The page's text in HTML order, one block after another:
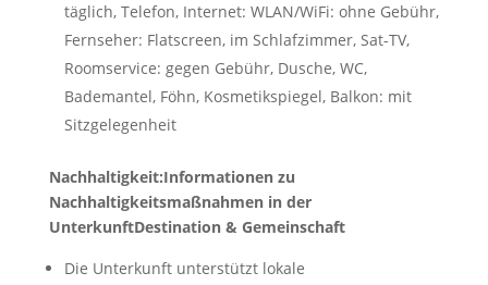
täglich, Telefon, Internet: WLAN/WiFi: ohne Gebühr,
Fernseher: Flatscreen, im Schlafzimmer, Sat-TV,
Roomservice: gegen Gebühr, Dusche, WC,
Bademantel, Föhn, Kosmetikspiegel, Balkon: mit
Sitzgelegenheit
Nachhaltigkeit:Informationen zu
Nachhaltigkeitsmaßnahmen in der
UnterkunftDestination & Gemeinschaft
Die Unterkunft unterstützt lokale